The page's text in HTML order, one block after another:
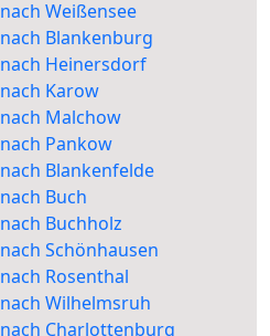
Weißensee
Blankenburg
Heinersdorf
Karow
Malchow
Pankow
Blankenfelde
Buch
Buchholz
Schönhausen
Rosenthal
Wilhelmsruh
Charlottenburg